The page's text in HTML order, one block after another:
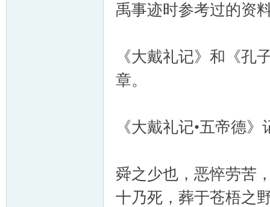
禹事迹时参考过的资
《大戴礼记》和《孔
章。
《大戴礼记•五帝德
舜之少也，恶悴劳苦
十乃死，葬于苍梧之